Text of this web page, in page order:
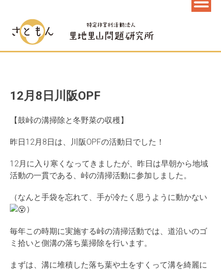
12月8日川阪OPF
【鼓峠の溝掃除と冬野菜の収穫】
昨日12月8日は、川阪OPFの活動日でした！
12月に入り寒くなってきましたが、昨日は早朝から地域
活動の一貫である、峠の清掃活動に参加しました。
（なんと手袋を忘れて、手が冷たく思うように動かない
）
毎年この時期に実施する峠の清掃活動では、道沿いのゴ
ミ拾いと側溝の落ち葉掃除を行います。
まずは、溝に堆積した落ち葉や土をすくって溝を綺麗に